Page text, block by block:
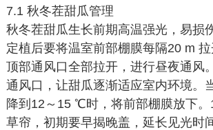
7.1 秋冬茬甜瓜管理
秋冬茬甜瓜生长前期高温强光，易损
定植后要将温室前部棚膜每隔20 m 拉
顶部通风口全部拉开，进行昼夜通风
通风口，让甜瓜逐渐适应室内环境。
降到12～15 ℃时，将前部棚膜放下
草帘，初期要早揭晚盖，延长见光时